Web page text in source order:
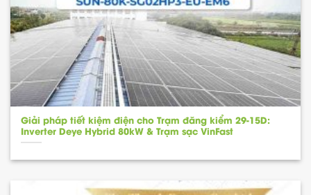
Giải pháp tiết kiệm điện cho Trạm đăng kiểm 29-15D:
Inverter Deye Hybrid 80kW & Trạm sạc VinFast